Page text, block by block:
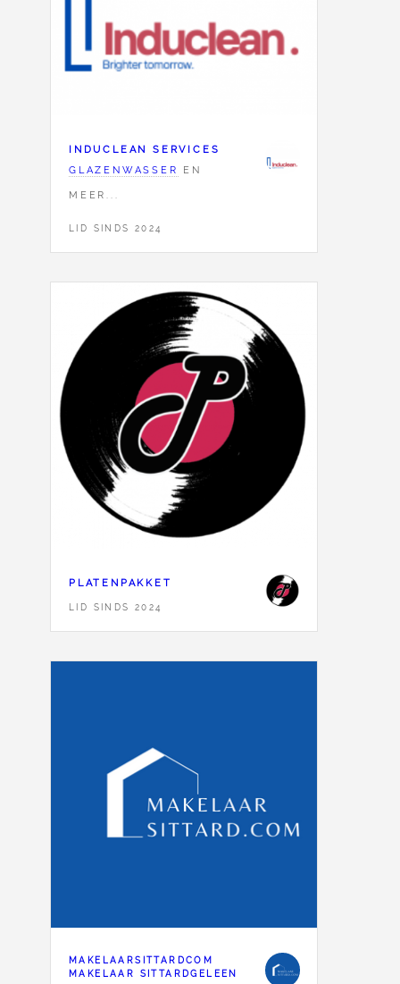
INDUCLEAN SERVICES
GLAZENWASSER
EN
MEER...
LID SINDS 2024
PLATENPAKKET
LID SINDS 2024
MAKELAARSITTARDCOM
MAKELAAR SITTARDGELEEN